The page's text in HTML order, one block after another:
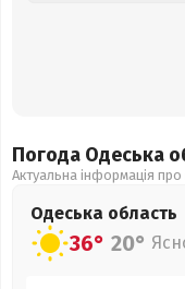
Погода Одеська
Актуальна інформація
Одеська область
36° 20°